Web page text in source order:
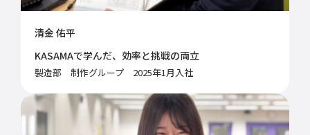
清金 佑平
KASAMAで学んだ、効率と挑戦の両立
製造部 制作グループ 2025年1月入社